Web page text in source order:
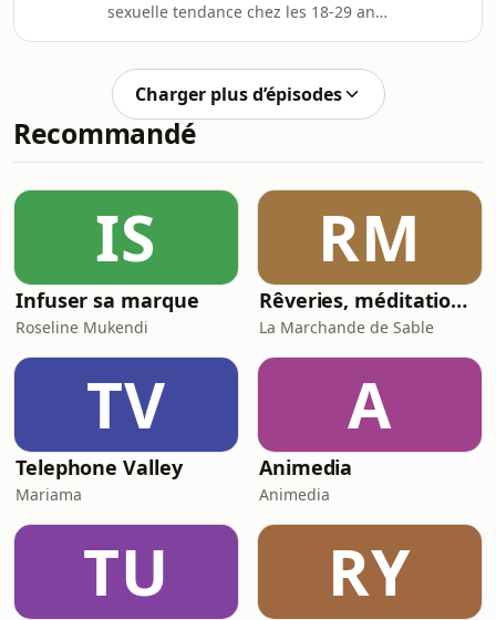
sexuelle tendance chez les 18-29 ans
Hébergé par Audion. Visitez
https://www.audion.fm/fr/privacy-
policy pour plus d’informations.
Charger plus d’épisodes
Recommandé
IS
Infuser sa marque
Roseline Mukendi
RM
Rêveries, méditation pour s'endormir
La Marchande de Sable
TV
Telephone Valley
Mariama
A
Animedia
Animedia
TU RY